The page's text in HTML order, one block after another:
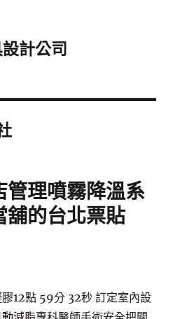
計公司
管理噴霧降溫系
舖的台北票貼
12點 59分 32秒 訂定室內設